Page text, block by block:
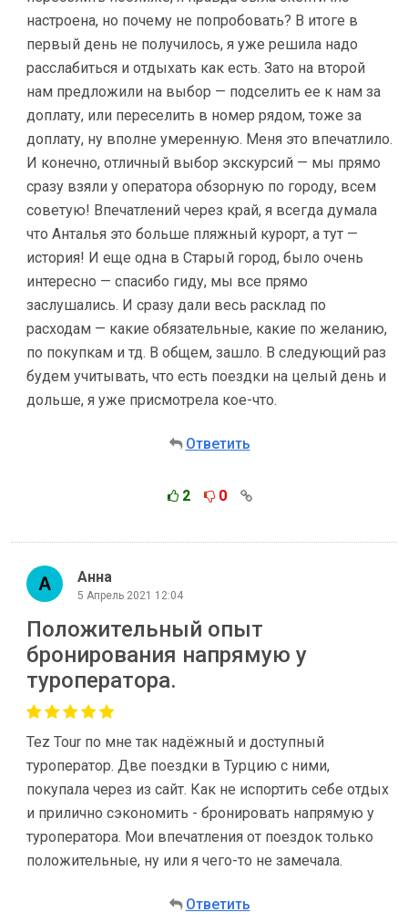
настроена, но почему не попробовать? В итоге в
первый день не получилось, я уже решила надо
расслабиться и отдыхать как есть. Зато на второй
нам предложили на выбор — подселить ее к нам за
доплату, или переселить в номер рядом, тоже за
доплату, ну вполне умеренную. Меня это впечатлило.
И конечно, отличный выбор экскурсий — мы прямо
сразу взяли у оператора обзорную по городу, всем
советую! Впечатлений через край, я всегда думала
что Анталья это больше пляжный курорт, а тут —
история! И еще одна в Старый город, было очень
интересно — спасибо гиду, мы все прямо
заслушались. И сразу дали весь расклад по
расходам — какие обязательные, какие по желанию,
по покупкам и тд. В общем, зашло. В следующий раз
будем учитывать, что есть поездки на целый день и
дольше, я уже присмотрела кое-что.
Ответить
2 0
Анна
5 Апрель 2021 12:04
Положительный опыт
бронирования напрямую у
туроператора.
Tez Tour по мне так надёжный и доступный
туроператор. Две поездки в Турцию с ними,
покупала через из сайт. Как не испортить себе отдых
и прилично сэкономить - бронировать напрямую у
туроператора. Мои впечатления от поездок только
положительные, ну или я чего-то не замечала.
Ответить